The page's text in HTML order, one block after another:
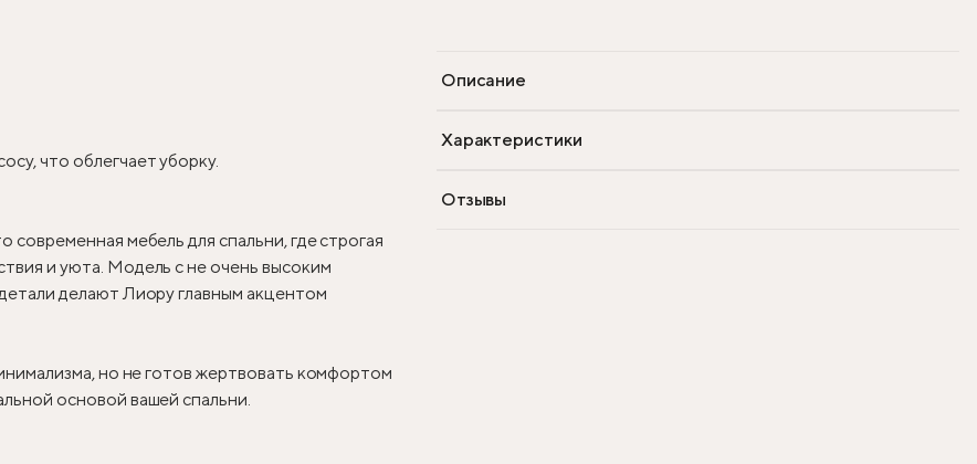
что облегчает уборку.
мебель для спальни, где строгая
и уюта. Модель с не очень высоким
делают Лиору главным акцентом
но не готов жертвовать комфортом
основой вашей спальни.
Описание
Характеристики
Отзывы